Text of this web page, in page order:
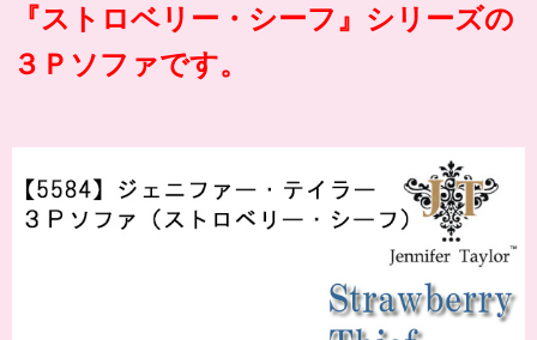
『ストロベリー・シーフ』シリーズの
３Ｐソファです。